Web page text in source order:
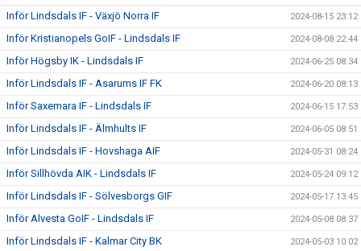
Inför Lindsdals IF - Växjö Norra IF 2024-08-15 23:12
Inför Kristianopels GoIF - Lindsdals IF 2024-08-08 22:44
Inför Högsby IK - Lindsdals IF 2024-06-25 08:34
Inför Lindsdals IF - Asarums IF FK 2024-06-20 08:13
Inför Saxemara IF - Lindsdals IF 2024-06-15 17:53
Inför Lindsdals IF - Älmhults IF 2024-06-05 08:51
Inför Lindsdals IF - Hovshaga AIF 2024-05-31 08:24
Inför Sillhövda AIK - Lindsdals IF 2024-05-24 09:12
Inför Lindsdals IF - Sölvesborgs GIF 2024-05-17 13:45
Inför Alvesta GoIF - Lindsdals IF 2024-05-08 08:37
Inför Lindsdals IF - Kalmar City BK 2024-05-03 10:02